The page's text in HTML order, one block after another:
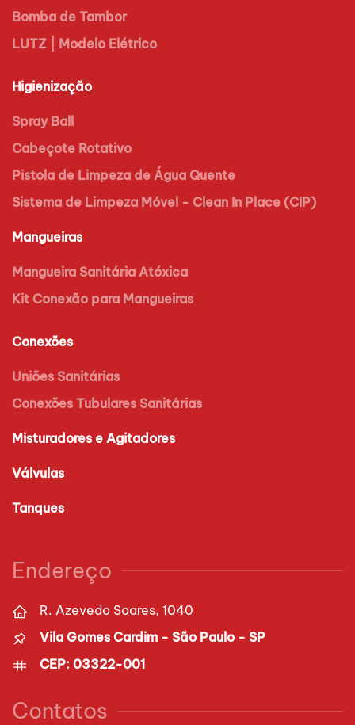
Bomba de Tambor
LUTZ | Modelo Elétrico
Higienização
Spray Ball
Cabeçote Rotativo
Pistola de Limpeza de Água Quente
Sistema de Limpeza Móvel - Clean In Place (CIP)
Mangueiras
Mangueira Sanitária Atóxica
Kit Conexão para Mangueiras
Conexões
Uniões Sanitárias
Conexões Tubulares Sanitárias
Misturadores e Agitadores
Válvulas
Tanques
Endereço
R. Azevedo Soares, 1040
Vila Gomes Cardim - São Paulo - SP
CEP: 03322-001
Contatos